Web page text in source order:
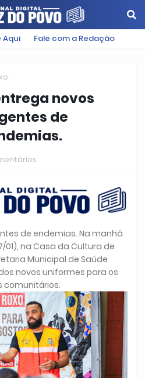
Aqui Fale com a Redação
novos
de
de endemias. Na manhã
na Casa da Cultura de
Municipal de Saúde
novos uniformes para os
comunitários.